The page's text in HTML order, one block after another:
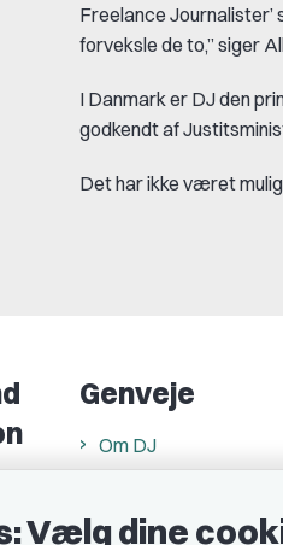
Freelance
forveksle de to,” siger
I Danmark er DJ den
godkendt af
Det har ikke været
Genveje
Om DJ
Find freelancer
Vælg dine